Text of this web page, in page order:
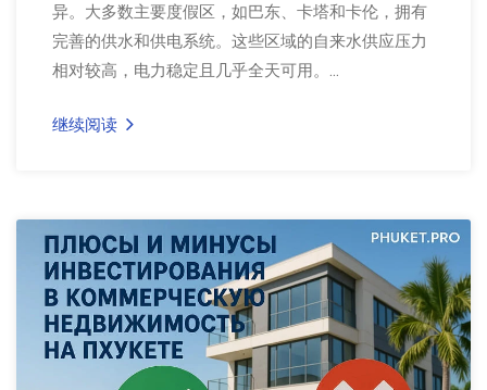
异。大多数主要度假区，如巴东、卡塔和卡伦，拥有
完善的供水和供电系统。这些区域的自来水供应压力
相对较高，电力稳定且几乎全天可用。...
继续阅读